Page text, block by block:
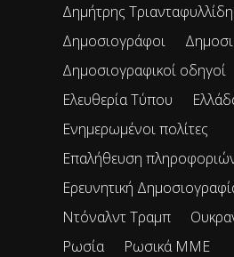
Δημήτρης
Δημοσιογράφοι
Δημοσιογραφικοί οδηγοί
Ελευθερία Τύπου
Ενημερωμένοι πολίτες
Επαλήθευση
Ερευνητική
Ντόναλντ Τραμπ
Ρωσία
Ρωσικά ΜΜΕ